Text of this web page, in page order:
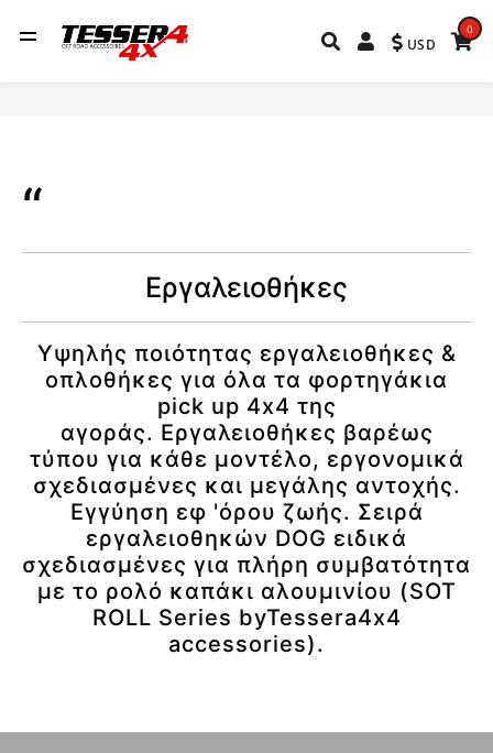
USD
0
Εργαλειοθήκες
Υψηλής ποιότητας εργαλειοθήκες &
οπλοθήκες για όλα τα φορτηγάκια
pick up 4x4 της
αγοράς. Εργαλειοθήκες βαρέως
τύπου για κάθε μοντέλο, εργονομικά
σχεδιασμένες και μεγάλης αντοχής.
Εγγύηση εφ 'όρου ζωής. Σειρά
εργαλειοθηκών DOG ειδικά
σχεδιασμένες για πλήρη συμβατότητα
με το ρολό καπάκι αλουμινίου (SOT
ROLL Series byTessera4x4
accessories).